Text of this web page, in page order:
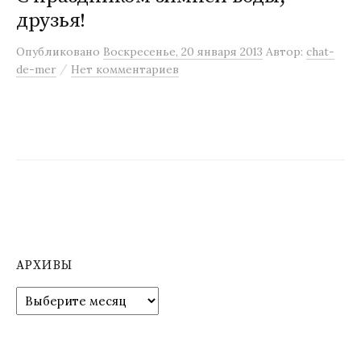
м
друзья!
Опубликовано Воскресенье, 20 января 2013 Автор: chat-
de-mer / Нет комментариев
АРХИВЫ
р